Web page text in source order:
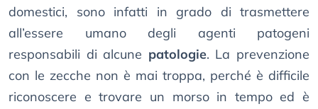
domestici, sono infatti in grado di trasmettere
all’essere umano degli agenti patogeni
responsabili di alcune patologie. La prevenzione
con le zecche non è mai troppa, perché è difficile
riconoscere e trovare un morso in tempo ed è